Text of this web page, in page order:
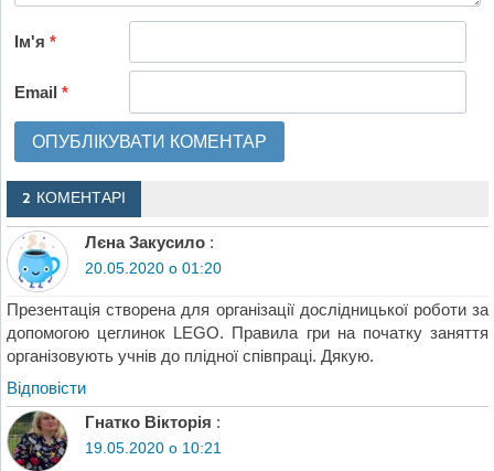
Ім'я*
Email*
2 КОМЕНТАРІ
Лєна Закусило :
20.05.2020 о 01:20
Презентація створена для організації дослідницької роботи за
допомогою цеглинок LEGO. Правила гри на початку заняття
організовують учнів до плідної співпраці. Дякую.
Відповіcти
Гнатко Вікторія :
19.05.2020 о 10:21